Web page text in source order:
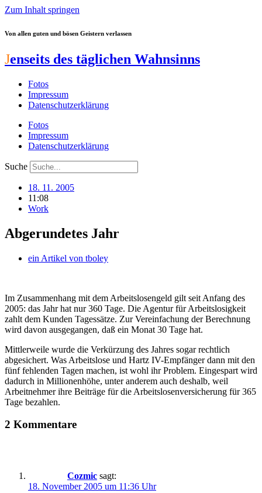
Zum Inhalt springen
Von allen guten und bösen Geistern verlassen
Jenseits des täglichen Wahnsinns
Fotos
Impressum
Datenschutzerklärung
Fotos
Impressum
Datenschutzerklärung
Suche
18. 11. 2005
11:08
Work
Abgerundetes Jahr
ein Artikel von tboley
Im Zusammenhang mit dem Arbeitslosengeld gilt seit Anfang des
2005: das Jahr hat nur 360 Tage. Die Agentur für Arbeitslosigkeit
zahlt dem Kunden Tagessätze. Zur Vereinfachung der Berechnung
wird davon ausgegangen, daß ein Monat 30 Tage hat.
Mittlerweile wurde die Verkürzung des Jahres sogar rechtlich
abgesichert. Was Arbeitslose und Hartz IV-Empfänger dann mit den
fünf fehlenden Tagen machen, ist wohl ihr Problem. Eingespart wird
dadurch in Millionenhöhe, unter anderem auch deshalb, weil
Arbeitnehmer ihre Beiträge für die Arbeitslosenversicherung für 365
Tage bezahlen.
2 Kommentare
Cozmic sagt:
18. November 2005 um 11:36 Uhr